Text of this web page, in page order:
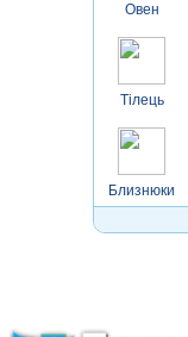
Овен
Тілець
Близнюки